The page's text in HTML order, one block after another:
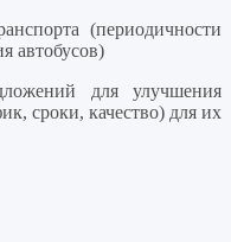
(периодичности
автобусов)
для улучшения
сроки, качество) для их